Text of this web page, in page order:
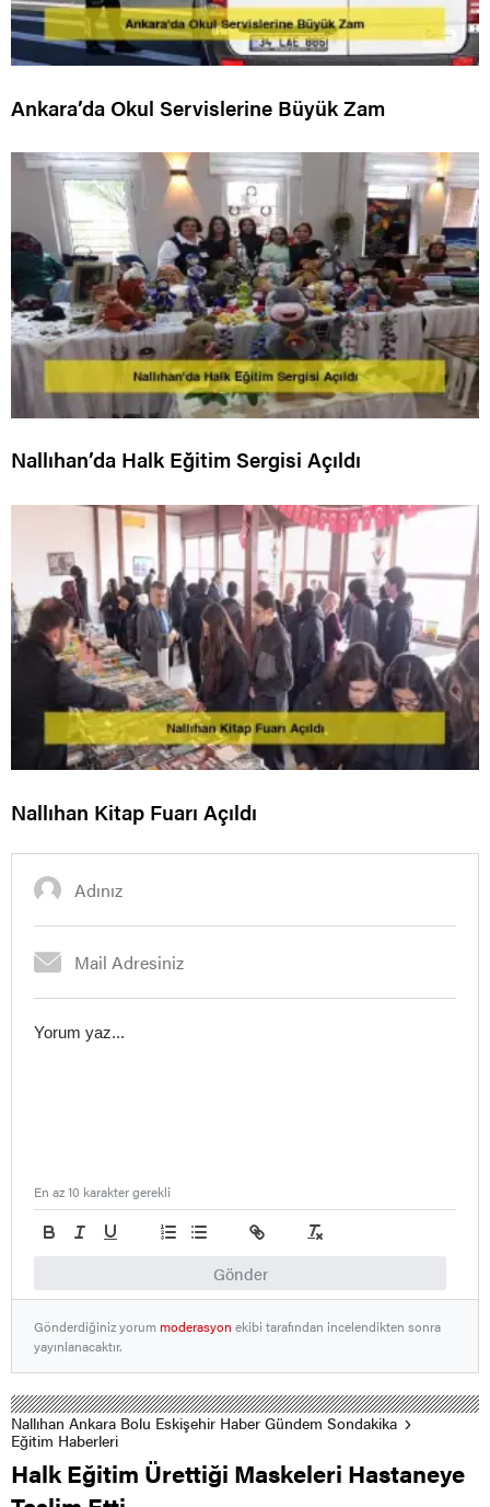
Ankara’da Okul Servislerine Büyük Zam
Nallıhan’da Halk Eğitim Sergisi Açıldı
Nallıhan Kitap Fuarı Açıldı
Gönder
En az 10 karakter gerekli
Gönderdiğiniz yorummoderasyon ekibi tarafından incelendikten sonra
yayınlanacaktır.
Nallıhan Ankara Bolu Eskişehir Haber Gündem Sondakika
Eğitim Haberleri
Halk Eğitim Ürettiği Maskeleri Hastaneye